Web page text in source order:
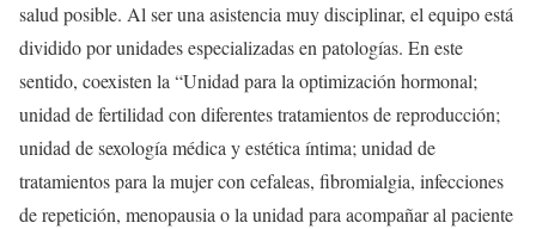
salud posible. Al ser una asistencia muy disciplinar, el equipo está
dividido por unidades especializadas en patologías. En este
sentido, coexisten la “Unidad para la optimización hormonal;
unidad de fertilidad con diferentes tratamientos de reproducción;
unidad de sexología médica y estética íntima; unidad de
tratamientos para la mujer con cefaleas, fibromialgia, infecciones
de repetición, menopausia o la unidad para acompañar al paciente